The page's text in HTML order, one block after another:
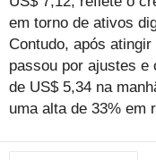
em torno de ativos
Contudo, após
passou por ajustes e
de US$ 5,34 na
uma alta de 33% em